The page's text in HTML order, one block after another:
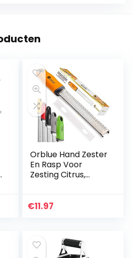
Orblue Hand Zester
En Rasp Voor
Zesting Citrus,
Zester Zilver
€11.97